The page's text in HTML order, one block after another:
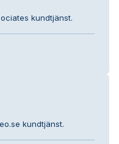
kundtjänst.
kundtjänst.